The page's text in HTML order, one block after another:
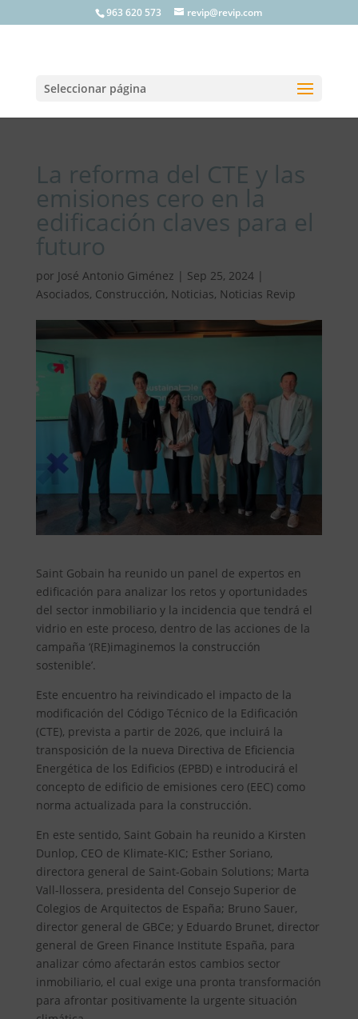
963 620 573 revip@revip.com
Seleccionar página
La reforma del CTE y las
emisiones cero en la
edificación claves para el
futuro
por José Antonio Giménez | Sep 25, 2024|
Asociados, Construcción, Noticias, Noticias Revip
Saint Gobain ha reunido un panel de expertos en
edificación para analizar los retos y oportunidades
del sector inmobiliario y la incidencia que tendrá el
vidrio en este proceso, dentro de las acciones de la
campaña ‘(RE)imaginemos la construcción
sostenible’.
Este encuentro ha reivindicado el impacto de la
modificación del Código Técnico de la Edificación
(CTE), prevista a partir de 2026, que incluirá la
transposición de la nueva Directiva de Eficiencia
Energética de los Edificios (EPBD) e introducirá el
concepto de edificio de emisiones cero (EEC) como
norma actualizada para la construcción.
En este sentido, Saint Gobain ha reunido a Kirsten
Dunlop, CEO de Klimate-KIC; Esther Soriano,
directora general de Saint-Gobain Solutions; Marta
Vall-llossera, presidenta del Consejo Superior de
Colegios de Arquitectos de España; Bruno Sauer,
director general de GBCe; y Eduardo Brunet, director
general de Green Finance Institute España, para
analizar cómo afectarán estos cambios sector
inmobiliario, el cual exige una pronta transformación
para afrontar positivamente la urgente situación